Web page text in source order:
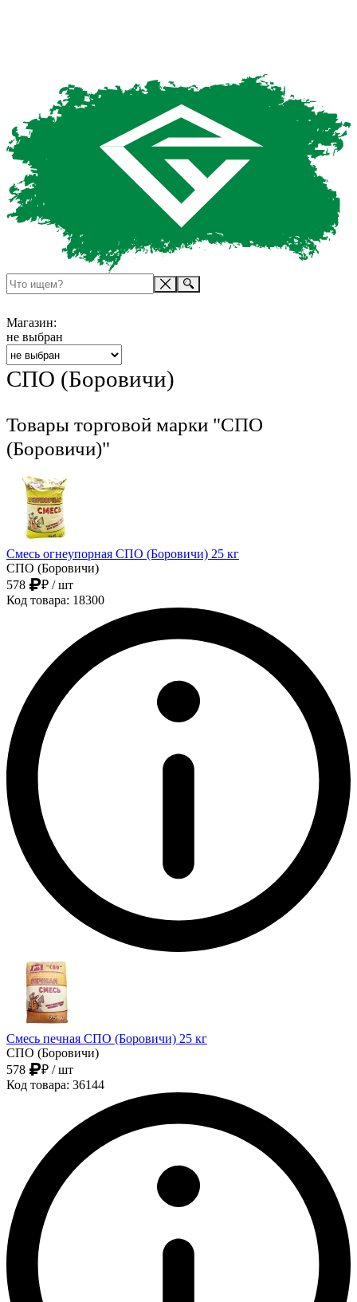
Магазин:
не выбран
СПО (Боровичи)
Товары торговой марки "СПО
(Боровичи)"
Смесь огнеупорная СПО (Боровичи) 25 кг
СПО (Боровичи)
578
₽ / шт
Код товара: 18300
Смесь печная СПО (Боровичи) 25 кг
СПО (Боровичи)
578
₽ / шт
Код товара: 36144